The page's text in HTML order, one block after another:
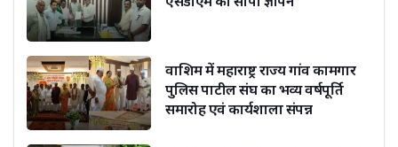
वाशिम में महाराष्ट्र राज्य गांव कामगार
पुलिस पाटील संघ का भव्य वर्षपूर्ति
समारोह एवं कार्यशाला संपन्न